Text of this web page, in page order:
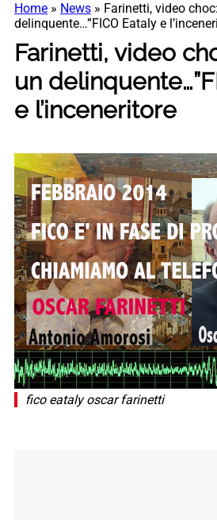
Home » News » Farinetti, video
delinquente…”FICO Eataly e
Farinetti, video
un
e l’inceneritore
fico eataly oscar farinetti